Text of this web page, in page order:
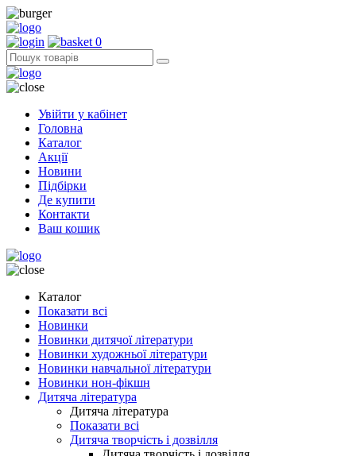
0
Увійти у кабінет
Головна
Каталог
Акції
Новини
Підбірки
Де купити
Контакти
Ваш кошик
Каталог
Показати всі
Новинки
Новинки дитячої літератури
Новинки художньої літератури
Новинки навчальної літератури
Новинки нон-фікшн
Дитяча література
Дитяча література
Показати всі
Дитяча творчість і дозвілля